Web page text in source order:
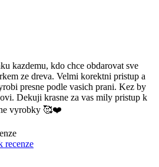
kazdemu, kdo chce obdarovat sve
ze dreva. Velmi korektni pristup a
presne podle vasich prani. Kez by
Dekuji krasne za vas mily pristup k
vyrobky 🥰❤️
recenze